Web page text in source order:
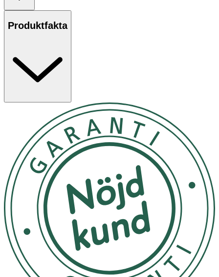
testade schampo innehåller niacinamid och biotin som
återfuktar hårbotten och hår från rot till topp samtidigt
Treatment för bästa resultat.
1. Applicera Cleanser Shampoo i vått hår och massera in i
ordentligt. 3. Följ upp med Scalp Therapy Revitalising
Se förpackning
OK för gravida och ammande:
Ingredienser:
Aqua/Water/Eau, Sodium Laureth Sulfate, Sodium Lauryl
Sulfate, Sodium Chloride, PPG-2 Hydroxyethyl
Coco/Isostearamide, Sodium Benzoate, Citric Acid,
Salicylic Acid, Mentha Arvensis Leaf Oil, Mentha Piperita
(Peppermint) Oil, Tetrasodium EDTA, Trisodium
Ethylenediamine Disuccinate, Methylparaben,
Polyquaternium-10, Propylene Glycol, Sodium Hydroxide,
Limonene, Camellia Sinensis Leaf Extract, Cystine Bis-PG-
Produktfakta